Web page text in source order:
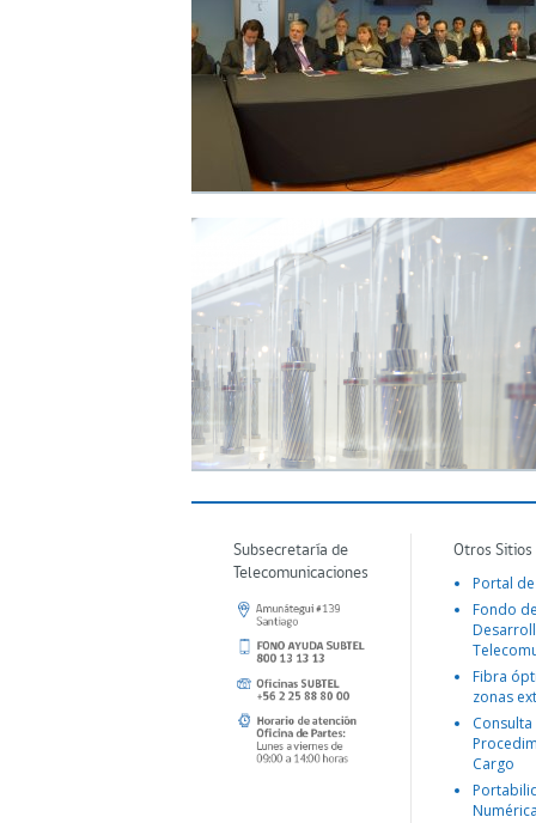
Subsecretaría de
Telecomunicaciones
Otros
Portal
Fondo
Fibra
zonas
Consulta
Cargo